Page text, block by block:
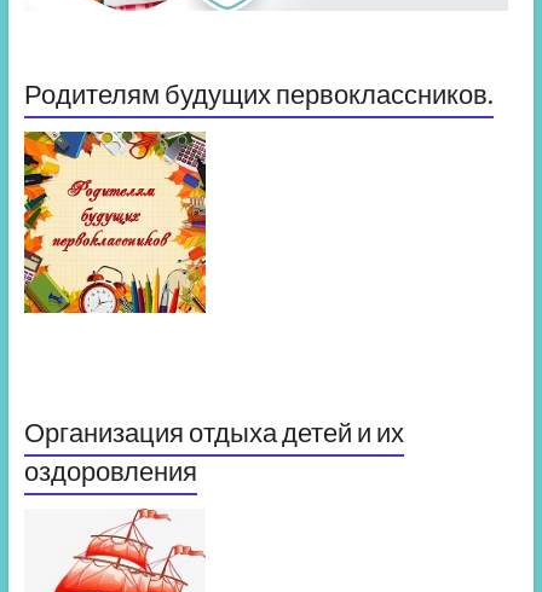
Родителям будущих первоклассников.
Организация отдыха детей и их
оздоровления